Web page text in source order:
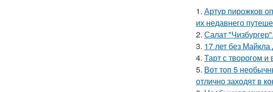
1. Артур пирожков
их недавнего
2. Салат
3. 17 лет без
4. Тарт с творогом и
5. Вот топ 5
отлично заходят в